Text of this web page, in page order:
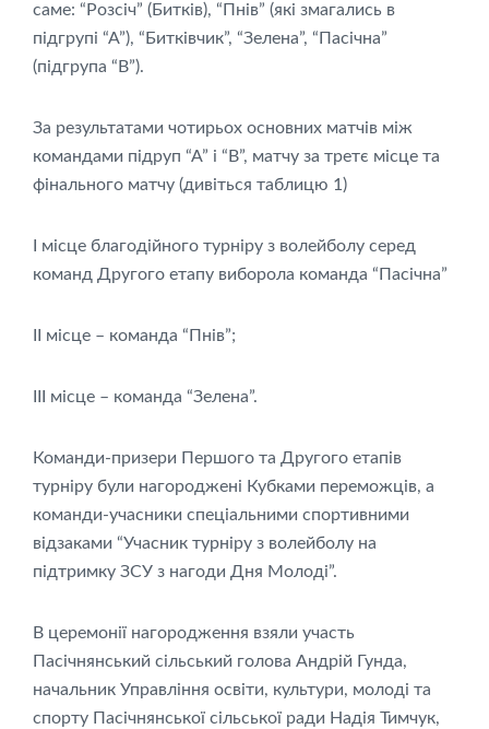
саме: “Розсіч” (Битків), “Пнів” (які змагались в
підгрупі “А”), “Битківчик”, “Зелена”, “Пасічна”
(підгрупа “В”).
За результатами чотирьох основних матчів між
командами підруп “А” і “В”, матчу за третє місце та
фінального матчу (дивіться таблицю 1)
І місце благодійного турніру з волейболу серед
команд Другого етапу виборола команда “Пасічна”
ІІ місце – команда “Пнів”;
ІІІ місце – команда “Зелена”.
Команди-призери Першого та Другого етапів
турніру були нагороджені Кубками переможців, а
команди-учасники спеціальними спортивними
відзаками “Учасник турніру з волейболу на
підтримку ЗСУ з нагоди Дня Молоді”.
В церемонії нагородження взяли участь
Пасічнянський сільський голова Андрій Гунда,
начальник Управління освіти, культури, молоді та
спорту Пасічнянської сільської ради Надія Тимчук,